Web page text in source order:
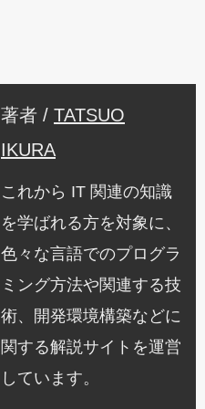
著者 / TATSUO
IKURA
これから IT 関連の知識
を学ばれる方を対象に、
色々な言語でのプログラ
ミング方法や関連する技
術、開発環境構築などに
関する解説サイトを運営
しています。